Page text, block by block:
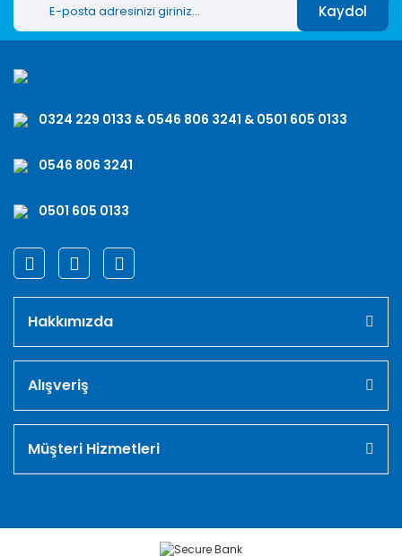
Kaydol
0324 229 0133 & 0546 806 3241 & 0501 605 0133
0546 806 3241
0501 605 0133
Hakkımızda
Alışveriş
Müşteri Hizmetleri